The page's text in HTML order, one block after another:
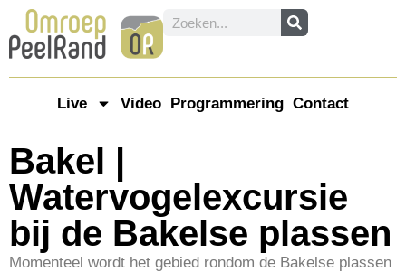
Live Video Programmering Contact
Bakel |
Watervogelexcursie
bij de Bakelse plassen
Momenteel wordt het gebied rondom de Bakelse plassen